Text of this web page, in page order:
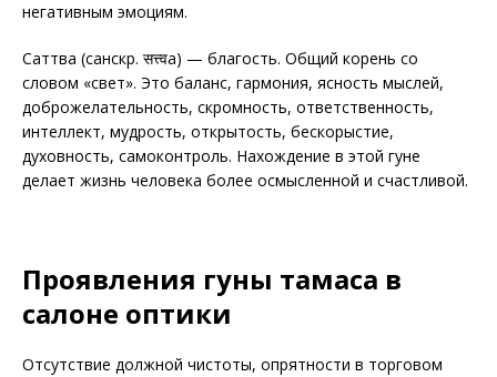
негативным эмоциям.
Саттва (санскр. सत्त्वа) — благость. Общий корень со
словом «свет». Это баланс, гармония, ясность мыслей,
доброжелательность, скромность, ответственность,
интеллект, мудрость, открытость, бескорыстие,
духовность, самоконтроль. Нахождение в этой гуне
делает жизнь человека более осмысленной и счастливой.
Проявления гуны тамаса в
салоне оптики
Отсутствие должной чистоты, опрятности в торговом